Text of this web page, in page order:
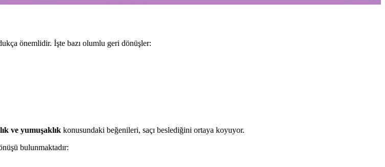
önemlidir. İşte bazı olumlu geri dönüşler:
ve yumuşaklık konusundaki beğenileri, saçı beslediğini ortaya koyuyor.
bulunmaktadır: